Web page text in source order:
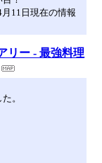
11日現在の情報
リー - 最強料理
。